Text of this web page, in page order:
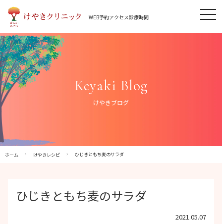
Skip
content
WEB予約アクセス診療時間
Keyaki Blog
けやきブログ
ホーム けやきレシピ ひじきともち麦のサラダ
ひじきともち麦のサラダ
2021.05.07